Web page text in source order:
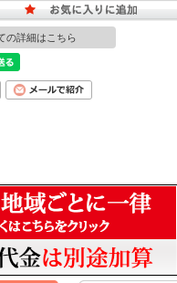
の詳細はこちら